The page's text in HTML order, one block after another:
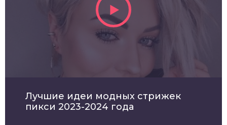
Лучшие идеи модных стрижек
пикси 2023-2024 года